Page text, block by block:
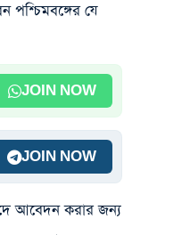
পশ্চিমবঙ্গের যে
JOIN NOW
JOIN NOW
আবেদন করার জন্য